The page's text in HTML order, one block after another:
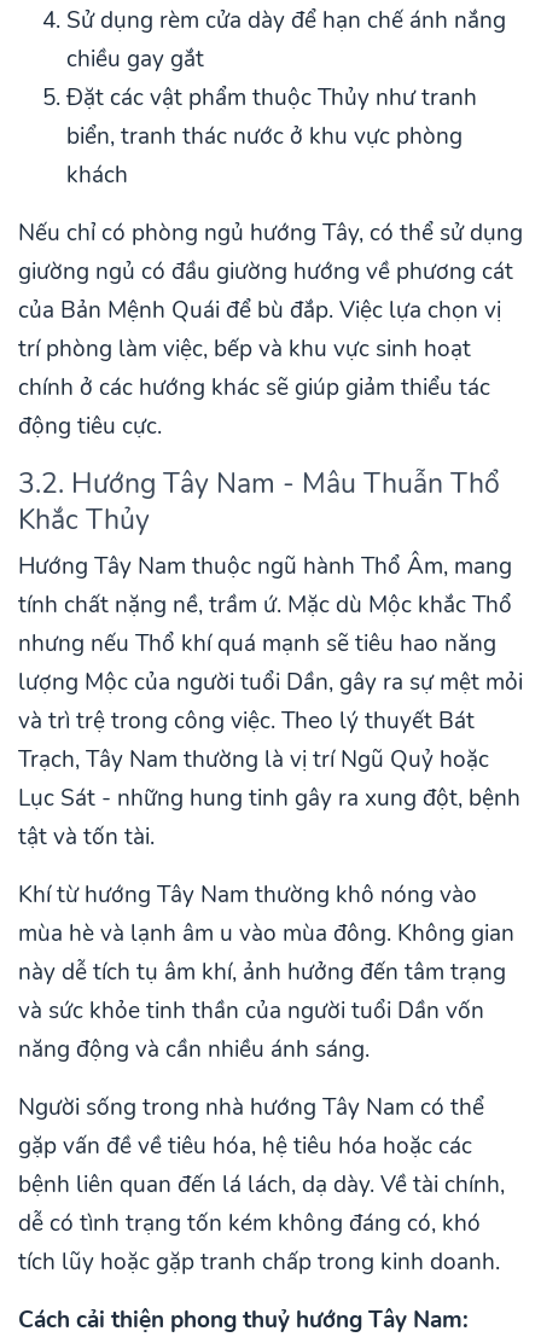
Sử dụng rèm cửa dày để hạn chế ánh nắng
chiều gay gắt
Đặt các vật phẩm thuộc Thủy như tranh
biển, tranh thác nước ở khu vực phòng
khách
Nếu chỉ có phòng ngủ hướng Tây, có thể sử dụng
giường ngủ có đầu giường hướng về phương cát
của Bản Mệnh Quái để bù đắp. Việc lựa chọn vị
trí phòng làm việc, bếp và khu vực sinh hoạt
chính ở các hướng khác sẽ giúp giảm thiểu tác
động tiêu cực.
3.2. Hướng Tây Nam - Mâu Thuẫn Thổ
Khắc Thủy
Hướng Tây Nam thuộc ngũ hành Thổ Âm, mang
tính chất nặng nề, trầm ứ. Mặc dù Mộc khắc Thổ
nhưng nếu Thổ khí quá mạnh sẽ tiêu hao năng
lượng Mộc của người tuổi Dần, gây ra sự mệt mỏi
và trì trệ trong công việc. Theo lý thuyết Bát
Trạch, Tây Nam thường là vị trí Ngũ Quỷ hoặc
Lục Sát - những hung tinh gây ra xung đột, bệnh
tật và tốn tài.
Khí từ hướng Tây Nam thường khô nóng vào
mùa hè và lạnh âm u vào mùa đông. Không gian
này dễ tích tụ âm khí, ảnh hưởng đến tâm trạng
và sức khỏe tinh thần của người tuổi Dần vốn
năng động và cần nhiều ánh sáng.
Người sống trong nhà hướng Tây Nam có thể
gặp vấn đề về tiêu hóa, hệ tiêu hóa hoặc các
bệnh liên quan đến lá lách, dạ dày. Về tài chính,
dễ có tình trạng tốn kém không đáng có, khó
tích lũy hoặc gặp tranh chấp trong kinh doanh.
Cách cải thiện phong thuỷ hướng Tây Nam: